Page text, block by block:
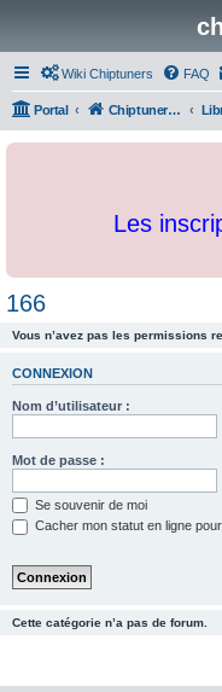
Wiki Chiptuners FAQ
Portal Chiptuners.fr
Les
166
Vous n’avez pas les permissions
CONNEXION
Nom d’utilisateur :
Mot de passe :
Se souvenir de moi
Cacher mon statut en ligne
Cette catégorie n’a pas de forum.